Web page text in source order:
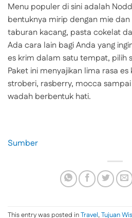
Menu populer di sini adalah
bentuknya mirip dengan mie
taburan kacang, pasta cokelat
Ada cara lain bagi Anda yang
es krim dalam satu tempat, pilih
Paket ini menyajikan lima rasa
stroberi, rasberry, mocca
wadah berbentuk hati.
Sumber
This entry was posted inTravel,Tujuan